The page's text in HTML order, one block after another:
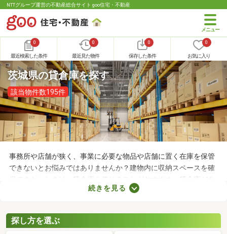
NTTグループ運営の不動産総合サイト goo住宅・不動産
0
最近検索した条件
0
最近見た物件
0
保存した条件
0
お気に入り
茨城県の貸倉庫を探す
該当物件数195件
事務所や店舗が狭く、事業に必要な物品や店舗に置く在庫を保管
できないとお悩みではありませんか？建物内に収納スペースを確
保できないときは、貸倉庫を借りることがおすすめ。貸倉庫があ
れば、在庫やすぐに使わない物品を保管できるため、店舗や事務
にチェックしてほしい貸倉庫を紹介します。
続きを見る
探し方を選ぶ